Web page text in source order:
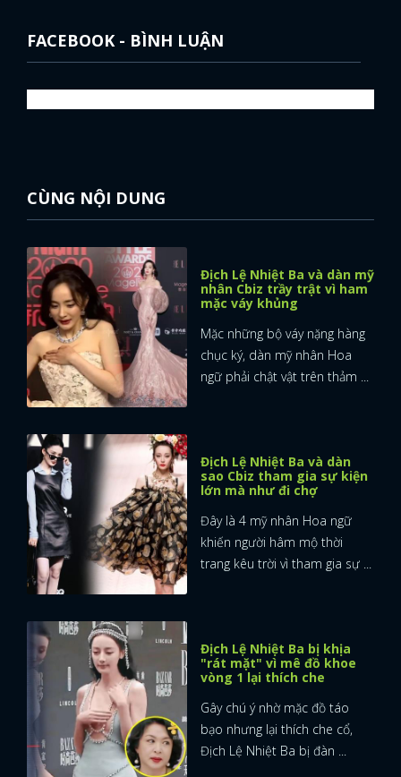
FACEBOOK - BÌNH LUẬN
CÙNG NỘI DUNG
Địch Lệ Nhiệt Ba và dàn mỹ
nhân Cbiz trầy trật vì ham
mặc váy khủng
Mặc những bộ váy nặng hàng
chục ký, dàn mỹ nhân Hoa
ngữ phải chật vật trên thảm ...
Địch Lệ Nhiệt Ba và dàn
sao Cbiz tham gia sự kiện
lớn mà như đi chợ
Đây là 4 mỹ nhân Hoa ngữ
khiến người hâm mộ thời
trang kêu trời vì tham gia sự ...
Địch Lệ Nhiệt Ba bị khịa
"rát mặt" vì mê đồ khoe
vòng 1 lại thích che
Gây chú ý nhờ mặc đồ táo
bạo nhưng lại thích che cổ,
Địch Lệ Nhiệt Ba bị đàn ...